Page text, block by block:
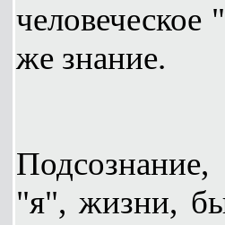
же знание.
Подсознание,
"я", жизни,